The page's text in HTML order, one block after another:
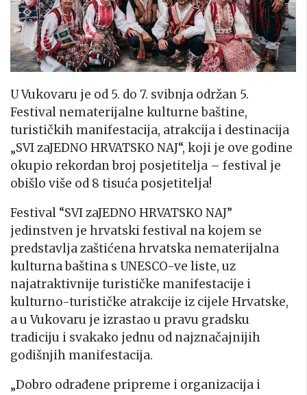
U Vukovaru je od 5. do 7. svibnja održan 5.
Festival nematerijalne kulturne baštine,
turističkih manifestacija, atrakcija i destinacija
„SVI zaJEDNO HRVATSKO NAJ“, koji je ove godine
okupio rekordan broj posjetitelja – festival je
obišlo više od 8 tisuća posjetitelja!
Festival “SVI zaJEDNO HRVATSKO NAJ”
jedinstven je hrvatski festival na kojem se
predstavlja zaštićena hrvatska nematerijalna
kulturna baština s UNESCO-ve liste, uz
najatraktivnije turističke manifestacije i
kulturno-turističke atrakcije iz cijele Hrvatske,
a u Vukovaru je izrastao u pravu gradsku
tradiciju i svakako jednu od najznačajnijih
godišnjih manifestacija.
„Dobro odrađene pripreme i organizacija i